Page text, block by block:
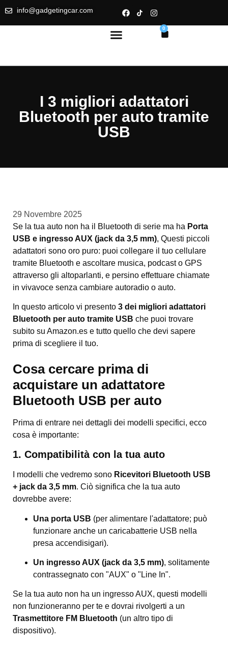
info@gadgetingcar.com
0
I 3 migliori adattatori
Bluetooth per auto tramite
USB
29 Novembre 2025
Se la tua auto non ha il Bluetooth di serie ma ha Porta
USB e ingresso AUX (jack da 3,5 mm), Questi piccoli
adattatori sono oro puro: puoi collegare il tuo cellulare
tramite Bluetooth e ascoltare musica, podcast o GPS
attraverso gli altoparlanti, e persino effettuare chiamate
in vivavoce senza cambiare autoradio o auto.
In questo articolo vi presento 3 dei migliori adattatori
Bluetooth per auto tramite USB che puoi trovare
subito su Amazon.es e tutto quello che devi sapere
prima di scegliere il tuo.
Cosa cercare prima di
acquistare un adattatore
Bluetooth USB per auto
Prima di entrare nei dettagli dei modelli specifici, ecco
cosa è importante:
1. Compatibilità con la tua auto
I modelli che vedremo sono Ricevitori Bluetooth USB
+ jack da 3,5 mm. Ciò significa che la tua auto
dovrebbe avere:
Una porta USB (per alimentare l'adattatore; può
funzionare anche un caricabatterie USB nella
presa accendisigari).
Un ingresso AUX (jack da 3,5 mm), solitamente
contrassegnato con "AUX" o "Line In".
Se la tua auto non ha un ingresso AUX, questi modelli
non funzioneranno per te e dovrai rivolgerti a un
Trasmettitore FM Bluetooth (un altro tipo di
dispositivo).